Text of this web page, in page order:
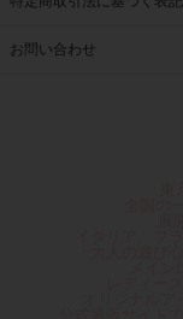
お問い合わせ
オリジナル